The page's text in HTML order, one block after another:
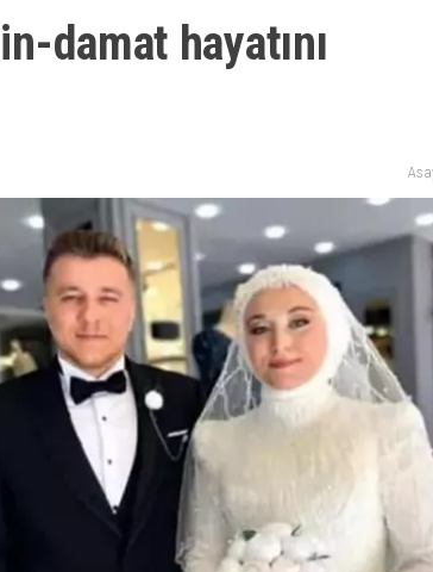
damat hayatını